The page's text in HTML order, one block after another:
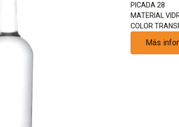
PICADA 28
MATERIAL
COLOR
Más